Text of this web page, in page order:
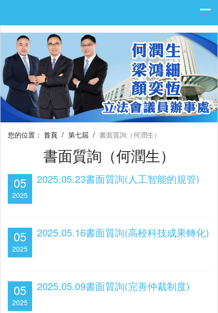
您的位置： 首頁 / 第七屆 / 書面質詢（何潤生）
書面質詢（何潤生）
05
2025
2025.05.23書面質詢(人工智能的規管)
05
2025
2025.05.16書面質詢(高校科技成果轉化)
05
2025
2025.05.09書面質詢(完善仲裁制度)